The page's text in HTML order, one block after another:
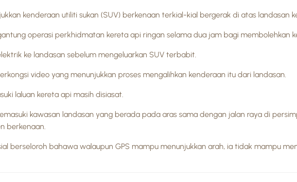
kenderaan utiliti sukan (SUV) berkenaan terkial-kial bergerak di atas landasan
operasi perkhidmatan kereta api ringan selama dua jam bagi membolehkan
ke landasan sebelum mengeluarkan SUV terbabit.
video yang menunjukkan proses mengalihkan kenderaan itu dari landasan.
laluan kereta api masih disiasat.
kawasan landasan yang berada pada aras sama dengan jalan raya di
berkenaan.
berseloroh bahawa walaupun GPS mampu menunjukkan arah, ia tidak mampu